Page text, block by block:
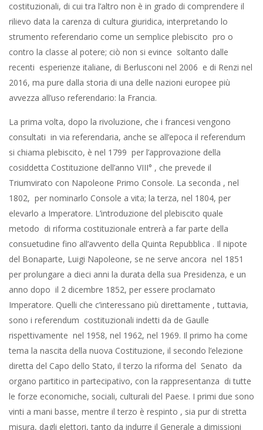
costituzionali, di cui tra l’altro non è in grado di comprendere il
rilievo data la carenza di cultura giuridica, interpretando lo
strumento referendario come un semplice plebiscito pro o
contro la classe al potere; ciò non si evince soltanto dalle
recenti esperienze italiane, di Berlusconi nel 2006 e di Renzi nel
2016, ma pure dalla storia di una delle nazioni europee più
avvezza all’uso referendario: la Francia.
La prima volta, dopo la rivoluzione, che i francesi vengono
consultati in via referendaria, anche se all’epoca il referendum
si chiama plebiscito, è nel 1799 per l’approvazione della
cosiddetta Costituzione dell’anno VIII° , che prevede il
Triumvirato con Napoleone Primo Console. La seconda , nel
1802, per nominarlo Console a vita; la terza, nel 1804, per
elevarlo a Imperatore. L’introduzione del plebiscito quale
metodo di riforma costituzionale entrerà a far parte della
consuetudine fino all’avvento della Quinta Repubblica . Il nipote
del Bonaparte, Luigi Napoleone, se ne serve ancora nel 1851
per prolungare a dieci anni la durata della sua Presidenza, e un
anno dopo il 2 dicembre 1852, per essere proclamato
Imperatore. Quelli che c’interessano più direttamente , tuttavia,
sono i referendum costituzionali indetti da de Gaulle
rispettivamente nel 1958, nel 1962, nel 1969. Il primo ha come
tema la nascita della nuova Costituzione, il secondo l’elezione
diretta del Capo dello Stato, il terzo la riforma del Senato da
organo partitico in partecipativo, con la rappresentanza di tutte
le forze economiche, sociali, culturali del Paese. I primi due sono
vinti a mani basse, mentre il terzo è respinto , sia pur di stretta
misura, dagli elettori, tanto da indurre il Generale a dimissioni